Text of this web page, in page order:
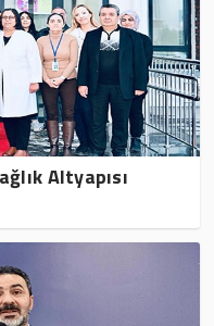
Altyapısı